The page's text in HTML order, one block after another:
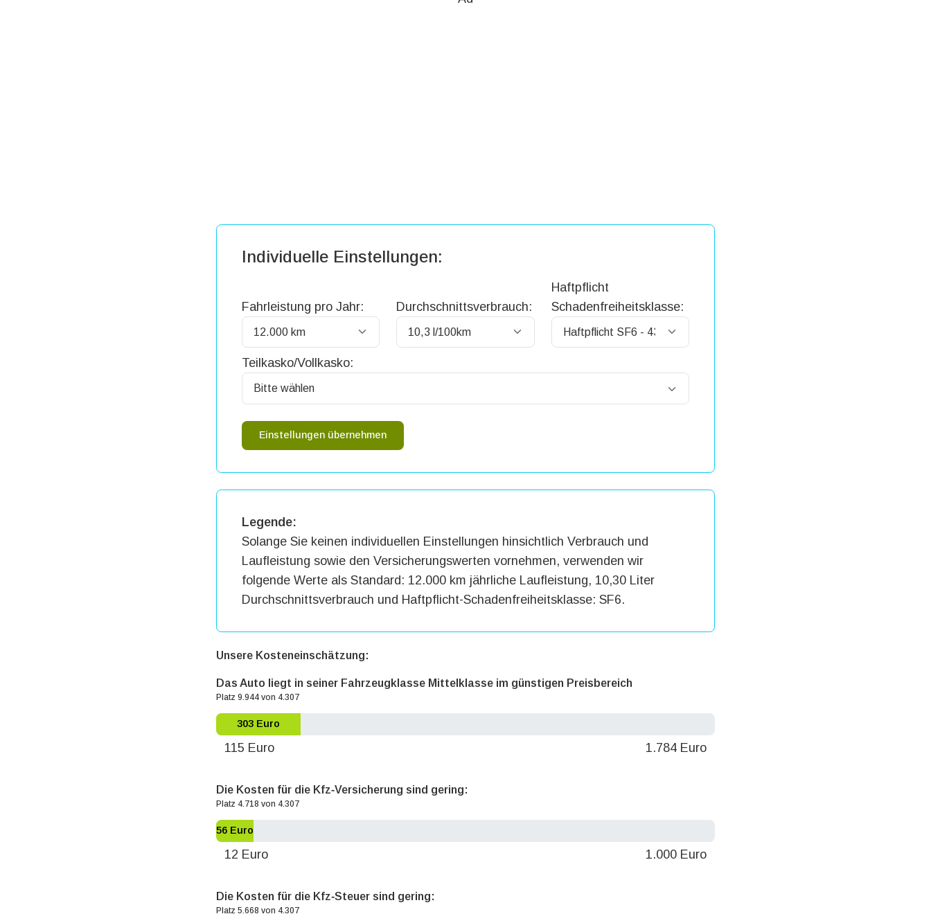
Individuelle Einstellungen:
Fahrleistung pro Jahr: Durchschnittsverbrauch:
Haftpflicht
Schadenfreiheitsklasse:
Teilkasko/Vollkasko:
Einstellungen übernehmen
Legende:
Solange Sie keinen individuellen Einstellungen hinsichtlich Verbrauch und
Laufleistung sowie den Versicherungswerten vornehmen, verwenden wir
folgende Werte als Standard: 12.000 km jährliche Laufleistung, 10,30 Liter
Durchschnittsverbrauch und Haftpflicht-Schadenfreiheitsklasse: SF6.
Unsere Kosteneinschätzung:
Das Auto liegt in seiner Fahrzeugklasse Mittelklasse im günstigen Preisbereich
Platz 9.944 von 4.307
303 Euro
115 Euro 1.784 Euro
Die Kosten für die Kfz‐Versicherung sind gering:
Platz 4.718 von 4.307
56 Euro
12 Euro 1.000 Euro
Die Kosten für die Kfz‐Steuer sind gering:
Platz 5.668 von 4.307